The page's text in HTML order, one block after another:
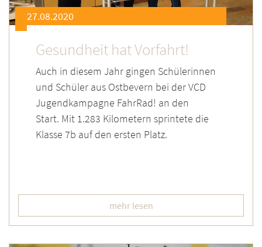
27.08.2020
Gesundheit hat Vorfahrt!
Auch in diesem Jahr gingen Schülerinnen
und Schüler aus Ostbevern bei der VCD
Jugendkampagne FahrRad! an den
Start. Mit 1.283 Kilometern sprintete die
Klasse 7b auf den ersten Platz.
mehr lesen